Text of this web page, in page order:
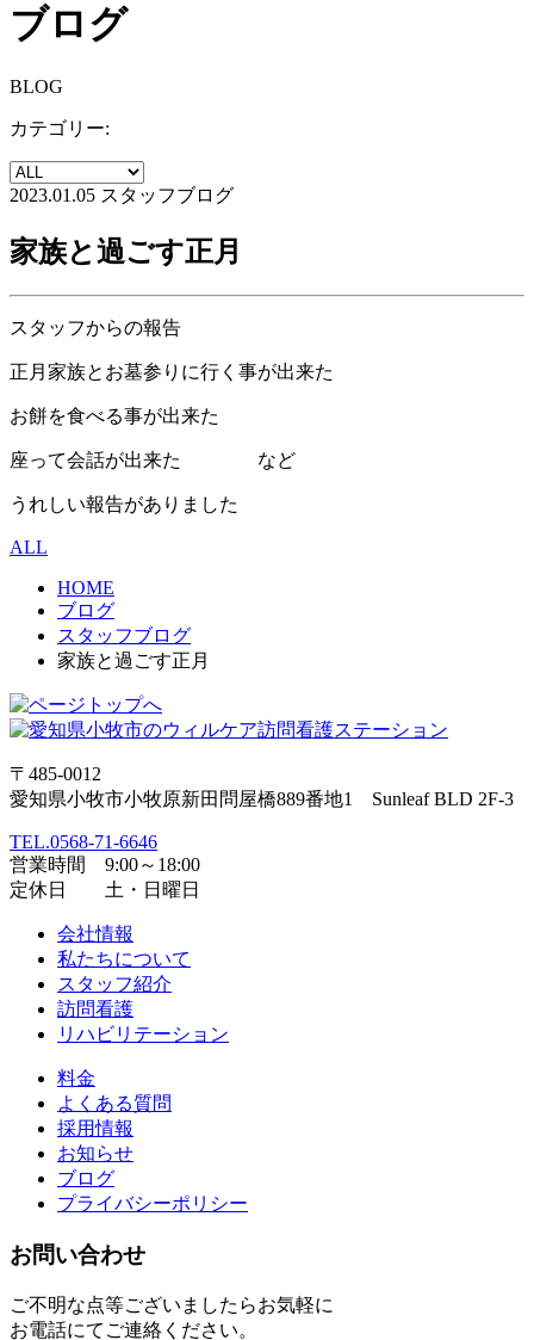
ブログ
BLOG
カテゴリー:
2023.01.05 スタッフブログ
家族と過ごす正月
スタッフからの報告
正月家族とお墓参りに行く事が出来た
お餅を食べる事が出来た
座って会話が出来た など
うれしい報告がありました
ALL
HOME
ブログ
スタッフブログ
家族と過ごす正月
〒485-0012
愛知県小牧市小牧原新田問屋橋889番地1 Sunleaf BLD 2F-3
TEL.0568-71-6646
営業時間 9:00～18:00
定休日 土・日曜日
会社情報
私たちについて
スタッフ紹介
訪問看護
リハビリテーション
料金
よくある質問
採用情報
お知らせ
ブログ
プライバシーポリシー
お問い合わせ
ご不明な点等ございましたらお気軽に
お電話にてご連絡ください。